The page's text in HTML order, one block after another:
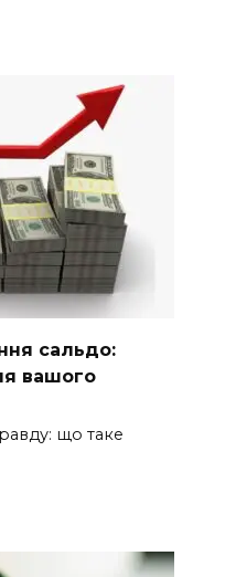
сальдо:
вашого
що таке